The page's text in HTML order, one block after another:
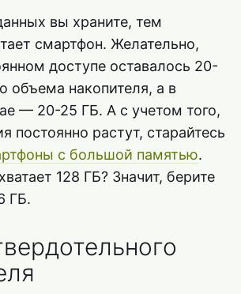
вы храните, тем
смартфон. Желательно,
доступе оставалось 20-
объема накопителя, а в
— 20-25 ГБ. А с учетом того,
постоянно растут, старайтесь
с большой памятью.
128 ГБ? Значит, берите
ГБ.